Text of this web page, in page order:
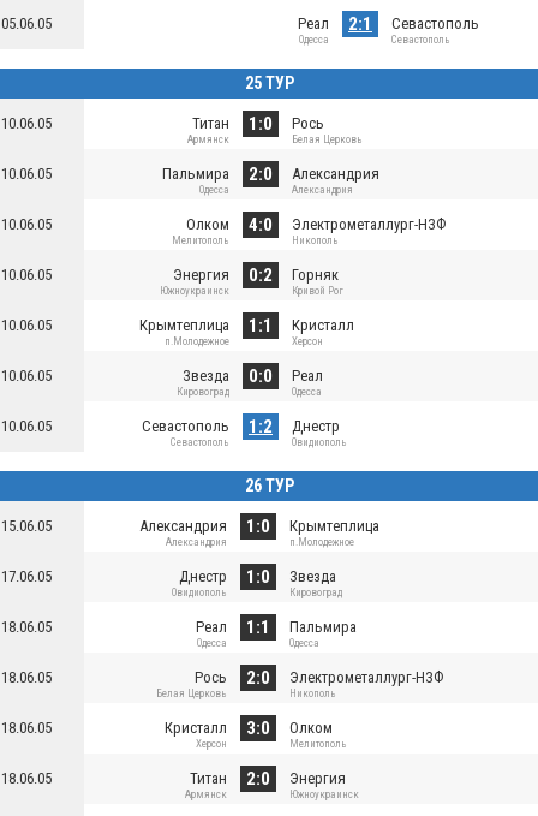
05.06.05 Реал
Одесса
2:1 Севастополь
Севастополь
25 ТУР
10.06.05 Титан
Армянск
1:0 Рось
Белая Церковь
10.06.05 Пальмира
Одесса
2:0 Александрия
Александрия
10.06.05 Олком
Мелитополь
4:0 Электрометаллург-НЗФ
Никополь
10.06.05 Энергия
Южноукраинск
0:2 Горняк
Кривой Рог
10.06.05 Крымтеплица
п.Молодежное
1:1 Кристалл
Херсон
10.06.05 Звезда
Кировоград
0:0 Реал
Одесса
10.06.05 Севастополь
Севастополь
1:2 Днестр
Овидиополь
26 ТУР
15.06.05 Александрия
Александрия
1:0 Крымтеплица
п.Молодежное
17.06.05 Днестр
Овидиополь
1:0 Звезда
Кировоград
18.06.05 Реал
Одесса
1:1 Пальмира
Одесса
18.06.05 Рось
Белая Церковь
2:0 Электрометаллург-НЗФ
Никополь
18.06.05 Кристалл
Херсон
3:0 Олком
Мелитополь
18.06.05 Титан
Армянск
2:0 Энергия
Южноукраинск